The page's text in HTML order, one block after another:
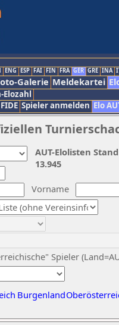
ENG ESP FAI FIN FRA GER GRE INA
Galerie Meldekartei
Elozahl
FIDE Spieler anmelden Elo
Vorname
Spieler
Burgenland
AUT-Elolisten
13.945